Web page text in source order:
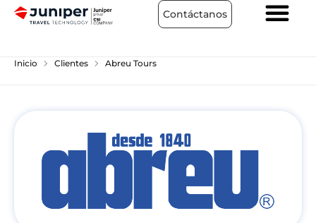
Contáctanos
Inicio chevron_right Clientes chevron_right Abreu Tours